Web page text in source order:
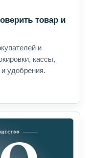
товар и
и
кассы,
удобрения.